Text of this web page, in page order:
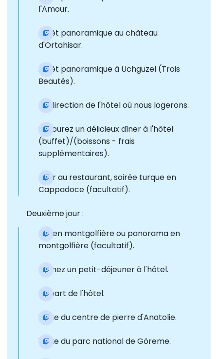
l'Amour.
Arrêt panoramique au château
d'Ortahisar.
Arrêt panoramique à Uchguzel (Trois
Beautés).
En direction de l'hôtel où nous logerons.
Savourez un délicieux dîner à l'hôtel
(buffet)/(boissons - frais
supplémentaires).
Aller au restaurant, soirée turque en
Cappadoce (facultatif).
Deuxième jour :
Vol en montgolfière ou panorama en
montgolfière (facultatif).
Prenez un petit-déjeuner à l'hôtel.
Départ de l'hôtel.
Visite du centre de pierre d'Anatolie.
Visite du parc national de Göreme.